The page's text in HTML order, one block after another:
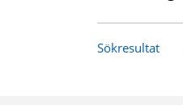
Sökresultat